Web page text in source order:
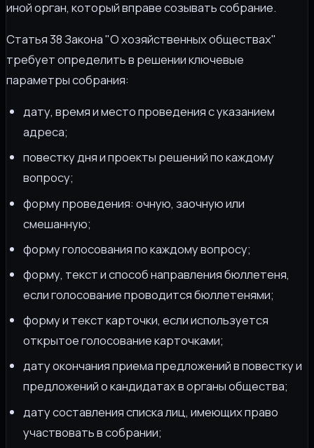
иной орган, который вправе созывать собрание.
Статья 38 Закона "О хозяйственных обществах"
требует определить в решении ключевые
параметры собрания:
дату, время и место проведения с указанием
адреса;
повестку дня и проекты решений по каждому
вопросу;
форму проведения: очную, заочную или
смешанную;
форму голосования по каждому вопросу;
форму, текст и способ направления бюллетеня,
если голосование проводится бюллетенями;
форму и текст карточки, если используется
открытое голосование карточками;
дату окончания приема предложений в повестку и
предложений о кандидатах в органы общества;
дату составления списка лиц, имеющих право
участвовать в собрании;